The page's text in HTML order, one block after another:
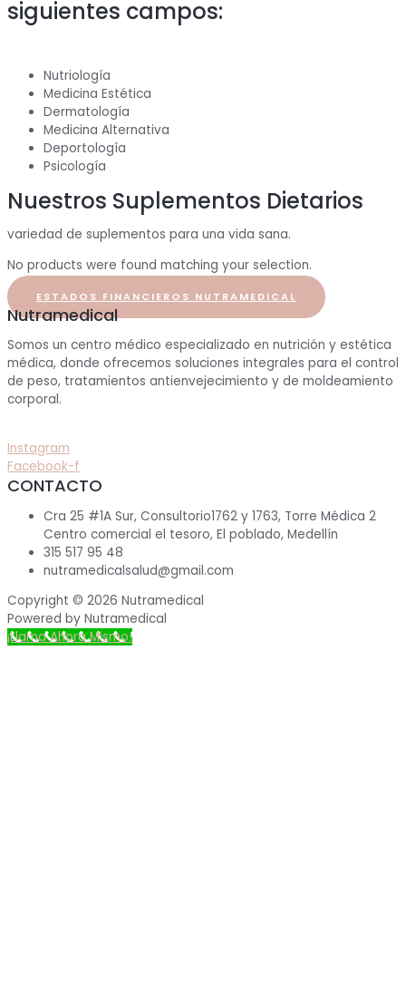
siguientes campos:
Nutriología
Medicina Estética
Dermatología
Medicina Alternativa
Deportología
Psicología
Nuestros Suplementos Dietarios
variedad de suplementos para una vida sana.
No products were found matching your selection.
ESTADOS FINANCIEROS NUTRAMEDICAL
Nutramedical
Somos un centro médico especializado en nutrición y estética
médica, donde ofrecemos soluciones integrales para el control
de peso, tratamientos antienvejecimiento y de moldeamiento
corporal.
Instagram
Facebook-f
CONTACTO
Cra 25 #1A Sur, Consultorio1762 y 1763, Torre Médica 2
Centro comercial el tesoro, El poblado, Medellín
315 517 95 48
nutramedicalsalud@gmail.com
Copyright © 2026 Nutramedical
Powered by Nutramedical
¡Llama Ahora Mismo!